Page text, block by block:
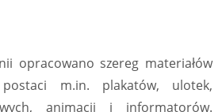
opracowano szereg materiałów
m.in. plakatów, ulotek,
animacji i informatorów.